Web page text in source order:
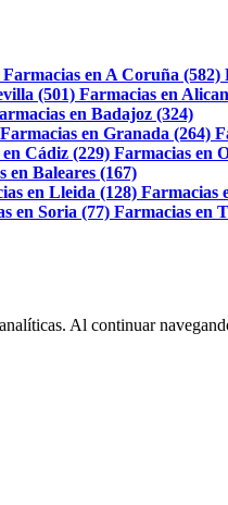
Farmacias en A Coruña (582)
(501) Farmacias en
en Badajoz (324)
Farmacias en Granada (264)
Cádiz (229) Farmacias en
en Baleares (167)
en Lleida (128) Farmacias
en Soria (77) Farmacias en
Al continuar